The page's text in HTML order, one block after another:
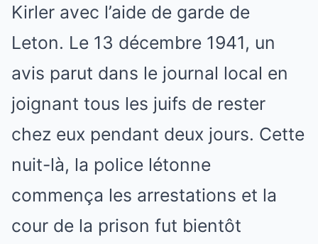
Kirler avec l’aide de garde de
Leton. Le 13 décembre 1941, un
avis parut dans le journal local en
joignant tous les juifs de rester
chez eux pendant deux jours. Cette
nuit-là, la police létonne
commença les arrestations et la
cour de la prison fut bientôt